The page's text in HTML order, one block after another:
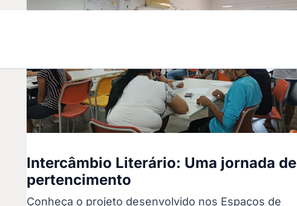
Intercâmbio Literário: Uma jornada de
pertencimento
Conheça o projeto desenvolvido nos Espaços de